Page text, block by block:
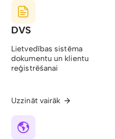
DVS
Lietvedības sistēma
dokumentu un klientu
reģistrēšanai
Uzzināt vairāk